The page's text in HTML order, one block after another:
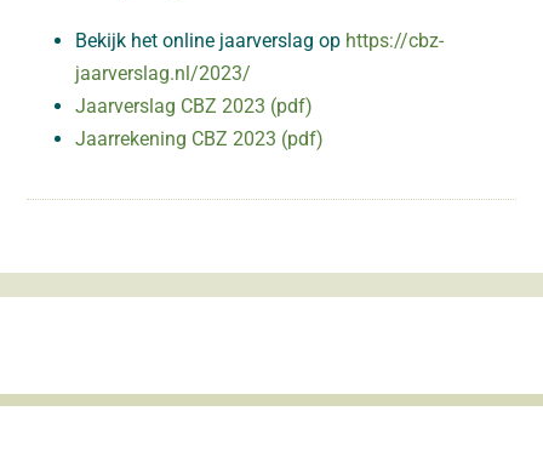
Bekijk het online jaarverslag op https://cbz-
jaarverslag.nl/2023/
Jaarverslag CBZ 2023 (pdf)
Jaarrekening CBZ 2023 (pdf)